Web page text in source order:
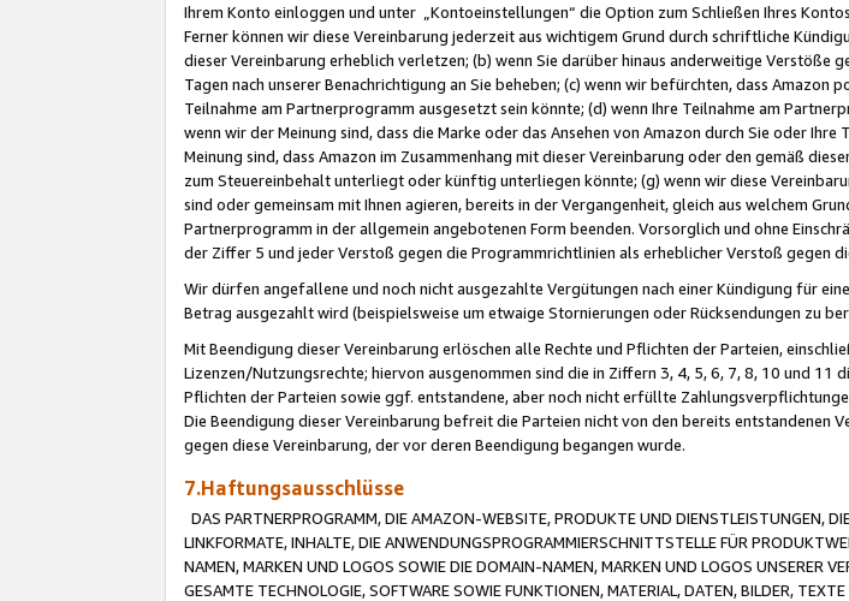
Ihrem Konto einloggen und unter „Kontoeinstellungen“ die Option zum Schließen Ihres
Ferner können wir diese Vereinbarung jederzeit aus wichtigem Grund durch schriftliche
dieser Vereinbarung erheblich verletzen; (b) wenn Sie darüber hinaus anderweitige Verstöße
Tagen nach unserer Benachrichtigung an Sie beheben; (c) wenn wir befürchten, dass
Teilnahme am Partnerprogramm ausgesetzt sein könnte; (d) wenn Ihre Teilnahme am
wenn wir der Meinung sind, dass die Marke oder das Ansehen von Amazon durch Sie oder
Meinung sind, dass Amazon im Zusammenhang mit dieser Vereinbarung oder den gemäß
zum Steuereinbehalt unterliegt oder künftig unterliegen könnte; (g) wenn wir diese
sind oder gemeinsam mit Ihnen agieren, bereits in der Vergangenheit, gleich aus welchem
Partnerprogramm in der allgemein angebotenen Form beenden. Vorsorglich und ohne
der Ziffer 5 und jeder Verstoß gegen die Programmrichtlinien als erheblicher Verstoß gegen
Wir dürfen angefallene und noch nicht ausgezahlte Vergütungen nach einer Kündigung für
Betrag ausgezahlt wird (beispielsweise um etwaige Stornierungen oder Rücksendungen zu
Mit Beendigung dieser Vereinbarung erlöschen alle Rechte und Pflichten der Parteien,
Lizenzen/Nutzungsrechte; hiervon ausgenommen sind die in Ziffern 3, 4, 5, 6, 7, 8, 10 und
Pflichten der Parteien sowie ggf. entstandene, aber noch nicht erfüllte
Die Beendigung dieser Vereinbarung befreit die Parteien nicht von den bereits entstandenen
gegen diese Vereinbarung, der vor deren Beendigung begangen wurde.
7.Haftungsausschlüsse
DAS PARTNERPROGRAMM, DIE AMAZON-WEBSITE, PRODUKTE UND DIENSTLEISTUNGEN,
LINKFORMATE, INHALTE, DIE ANWENDUNGSPROGRAMMIERSCHNITTSTELLE FÜR
NAMEN, MARKEN UND LOGOS SOWIE DIE DOMAIN-NAMEN, MARKEN UND LOGOS UNSERER
GESAMTE TECHNOLOGIE, SOFTWARE SOWIE FUNKTIONEN, MATERIAL, DATEN, BILDER,